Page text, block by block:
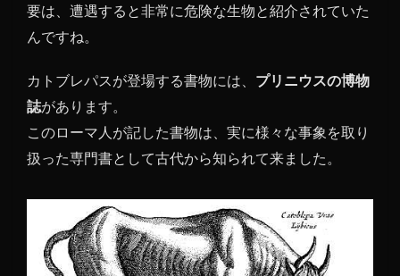
要は、遭遇すると非常に危険な生物と紹介されていた
んですね。
カトブレパスが登場する書物には、 プリニウスの博物
誌があります。
このローマ人が記した書物は、実に様々な事象を取り
扱った専門書として古代から知られて来ました。